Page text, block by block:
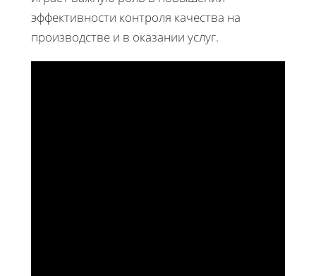
эффективности контроля качества на
производстве и в оказании услуг.